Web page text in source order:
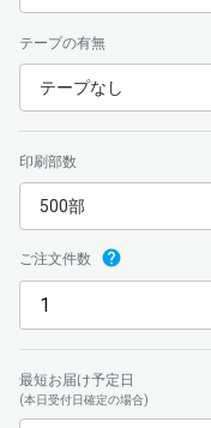
テープの有無
テープなし
印刷部数
500部
ご注文件数
最短お届け予定日
(本日受付日確定の場合)